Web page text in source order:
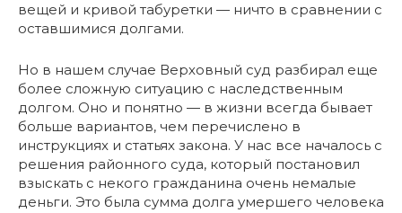
вещей и кривой табуретки — ничто в сравнении с
оставшимися долгами.
Но в нашем случае Верховный суд разбирал еще
более сложную ситуацию с наследственным
долгом. Оно и понятно — в жизни всегда бывает
больше вариантов, чем перечислено в
инструкциях и статьях закона. У нас все началось с
решения районного суда, который постановил
взыскать с некого гражданина очень немалые
деньги. Это была сумма долга умершего человека